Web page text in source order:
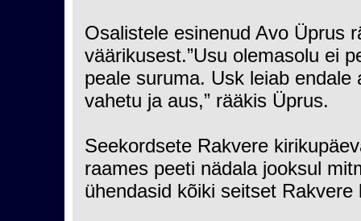
Osalistele esinenud Avo Üprus
väärikusest.”Usu olemasolu ei
peale suruma. Usk leiab
vahetu ja aus,” rääkis Üprus.
Seekordsete Rakvere
raames peeti nädala jooksul
ühendasid kõiki seitset